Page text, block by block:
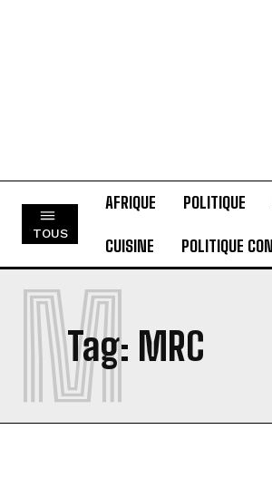
TOUS
AFRIQUE POLITIQUE
CUISINE POLITIQUE
Tag: MRC
M